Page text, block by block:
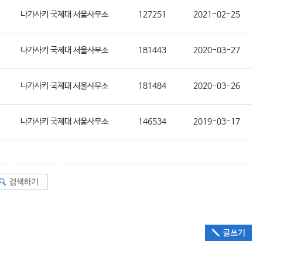
나가사키 국제대 서울사무소 127251 2021-02-25
나가사키 국제대 서울사무소 181443 2020-03-27
나가사키 국제대 서울사무소 181484 2020-03-26
나가사키 국제대 서울사무소 146534 2019-03-17